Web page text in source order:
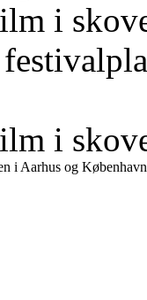
i
i
i Aarhus og København